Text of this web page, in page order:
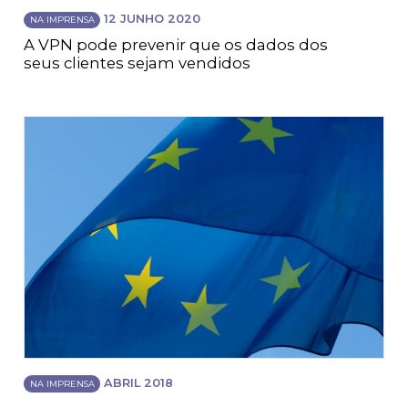
NA IMPRENSA 12 JUNHO 2020
A VPN pode prevenir que os dados dos
seus clientes sejam vendidos
NA IMPRENSA ABRIL 2018